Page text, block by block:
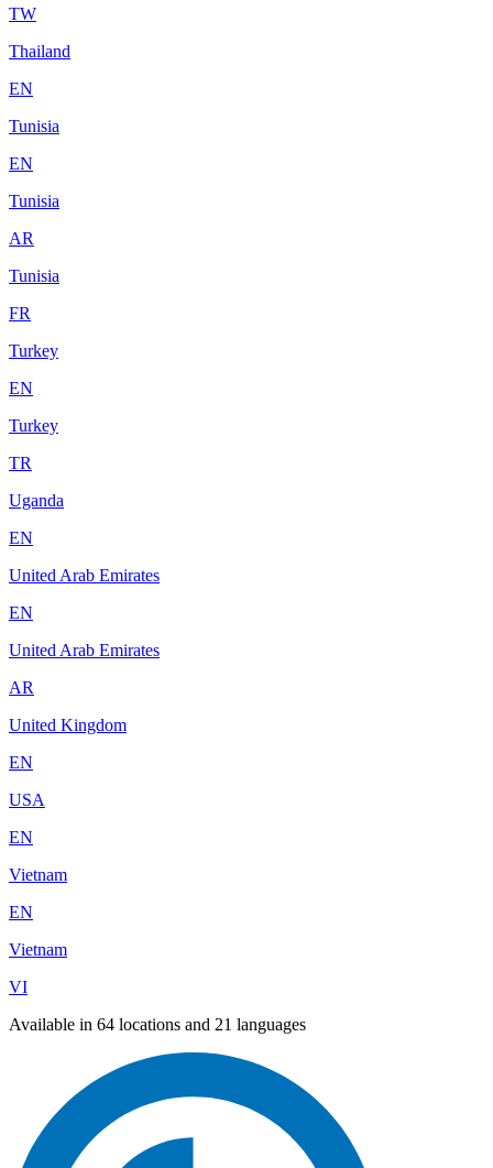
TW
Thailand
EN
Tunisia
EN
Tunisia
AR
Tunisia
FR
Turkey
EN
Turkey
TR
Uganda
EN
United Arab Emirates
EN
United Arab Emirates
AR
United Kingdom
EN
USA
EN
Vietnam
EN
Vietnam
VI
Available in 64 locations and 21 languages